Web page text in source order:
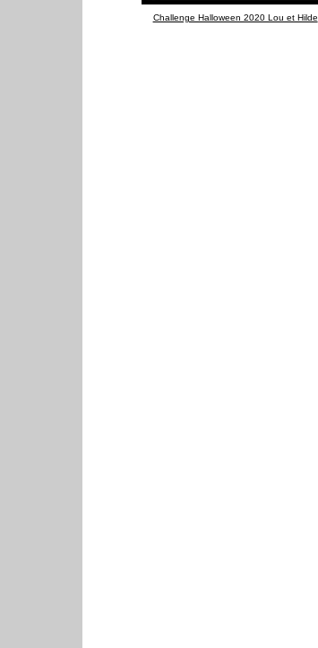
Challenge Halloween 2020 Lou et Hilde